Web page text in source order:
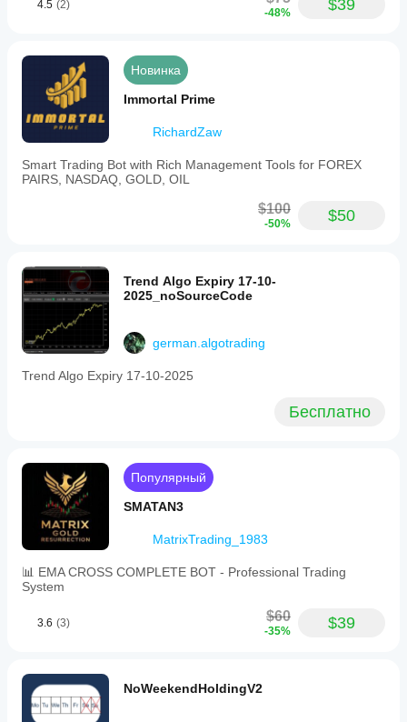
Бот предназначен для:
DAX40
Максимальный рекомендуемый спред:
пунктов
(настраивается в боте)
⚠️ ВАЖНЫЕ ПРЕДУПРЕЖДЕНИЯ
связана с существенными рисками. Этот робот
должен быть тщательно протестирован на демо-
счете перед использованием на реальном счете.
Прошлые результаты не гарантируют будущих.
4.5 (2)
-48% $39
Новинка
Immortal Prime
RichardZaw
Smart Trading Bot with Rich Management Tools for FOREX
PAIRS, NASDAQ, GOLD, OIL
$100
-50% $50
Trend Algo Expiry 17-10-
2025_noSourceCode
german.algotrading
Trend Algo Expiry 17-10-2025
Бесплатно
Популярный
SMATAN3
MatrixTrading_1983
📊 EMA CROSS COMPLETE BOT - Professional Trading
System
3.6 (3) $60
-35% $39
NoWeekendHoldingV2